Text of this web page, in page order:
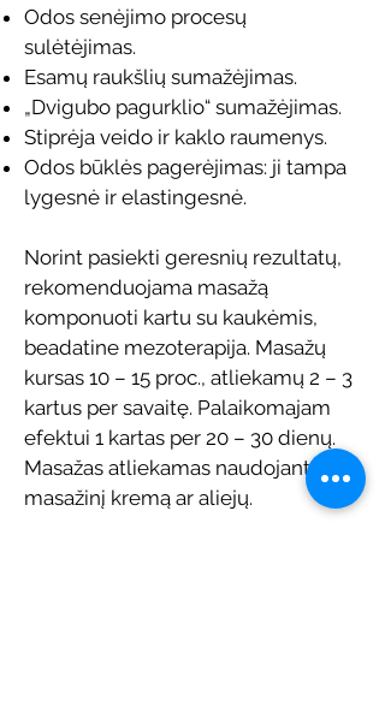
Odos senėjimo procesų
sulėtėjimas.
Esamų raukšlių sumažėjimas.
„Dvigubo pagurklio“ sumažėjimas.
Stiprėja veido ir kaklo raumenys.
Odos būklės pagerėjimas: ji tampa
lygesnė ir elastingesnė.
Norint pasiekti geresnių rezultatų,
rekomenduojama masažą
komponuoti kartu su kaukėmis,
beadatine mezoterapija. Masažų
kursas 10 – 15 proc., atliekamų 2 – 3
kartus per savaitę. Palaikomajam
efektui 1 kartas per 20 – 30 dienų.
Masažas atliekamas naudojant
masažinį kremą ar aliejų.